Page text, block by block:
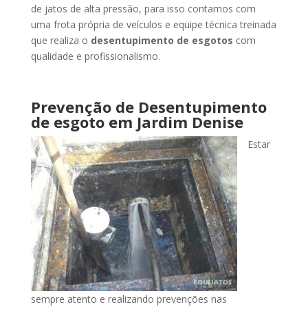
de jatos de alta pressão, para isso contamos com
uma frota própria de veículos e equipe técnica treinada
que realiza o desentupimento de esgotos com
qualidade e profissionalismo.
Prevenção de Desentupimento
de esgoto em Jardim Denise
Estar
sempre atento e realizando prevenções nas